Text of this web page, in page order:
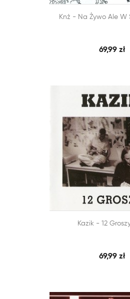
DODAJ DO KOSZYKA

Knż - Na Żywo Ale W
69,99 zł
DODAJ DO KOSZYKA

Kazik - 12
69,99 zł